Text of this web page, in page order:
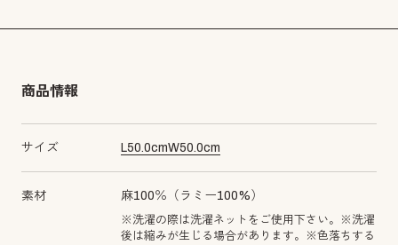
商品情報
サイズ L50.0cmW50.0cm
素材 麻100％（ラミー100%）
※洗濯の際は洗濯ネットをご使用下さい。※洗濯
後は縮みが生じる場合があります。※色落ちする